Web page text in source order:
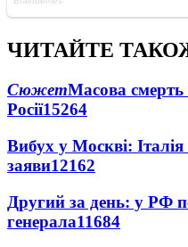
ЧИТАЙТЕ
СюжетМасова
Росії15264
Вибух у Москві: Італія
заяви12162
Другий за день: у РФ
генерала11684